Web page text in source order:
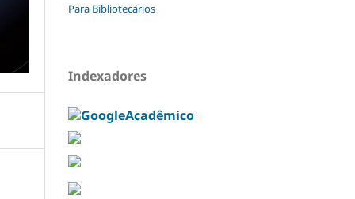
Para Bibliotecários
Indexadores